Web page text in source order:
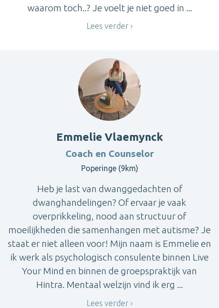
waarom toch..? Je voelt je niet goed in ...
Lees verder
Emmelie Vlaemynck
Coach en Counselor
Poperinge (9km)
Heb je last van dwanggedachten of
dwanghandelingen? Of ervaar je vaak
overprikkeling, nood aan structuur of
moeilijkheden die samenhangen met autisme? Je
staat er niet alleen voor! Mijn naam is Emmelie en
ik werk als psychologisch consulente binnen Live
Your Mind en binnen de groepspraktijk van
Hintra. Mentaal welzijn vind ik erg ...
Lees verder